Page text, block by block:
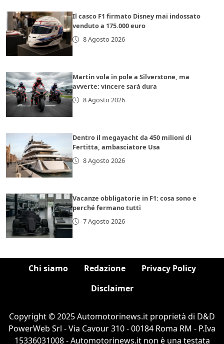
Il casco F1 firmato Disney mai indossato
venduto a 175.000 euro
8 Agosto 2026
Martin vola in pole a Silverstone, ma
avverte: vincere sarà dura
8 Agosto 2026
Dentro il megayacht da 450 milioni di
Fertitta, ambasciatore Usa
8 Agosto 2026
Vacanze obbligatorie in F1: cosa sono e
perché fermano tutti
7 Agosto 2026
Chi siamo Redazione
Privacy Policy
Disclaimer
Copyright © 2025 Automotorinews.it proprietà di D&D
PowerWeb Srl - Via Cavour 310 - 00184 Roma RM - P.Iva
15336031008 - Automotorinews.it non è una testata